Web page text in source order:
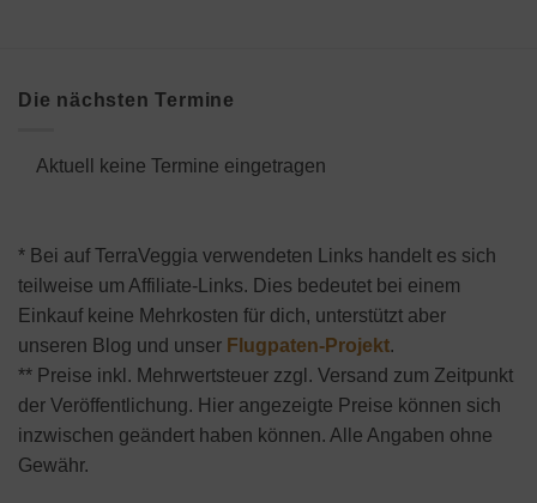
Die nächsten Termine
Aktuell keine Termine eingetragen
* Bei auf TerraVeggia verwendeten Links handelt es sich
teilweise um Affiliate-Links. Dies bedeutet bei einem
Einkauf keine Mehrkosten für dich, unterstützt aber
unseren Blog und unser Flugpaten-Projekt.
** Preise inkl. Mehrwertsteuer zzgl. Versand zum Zeitpunkt
der Veröffentlichung. Hier angezeigte Preise können sich
inzwischen geändert haben können. Alle Angaben ohne
Gewähr.